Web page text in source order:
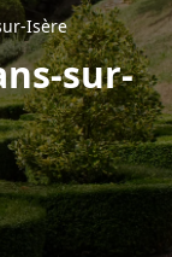
métiers
parViteUnDevis.com - Vous
Isère
sur-